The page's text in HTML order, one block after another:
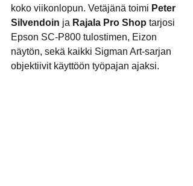
koko viikonlopun. Vetäjänä toimi Peter
Silvendoin ja Rajala Pro Shop tarjosi
Epson SC-P800 tulostimen, Eizon
näytön, sekä kaikki Sigman Art-sarjan
objektiivit käyttöön työpajan ajaksi.